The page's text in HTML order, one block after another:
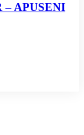
– APUSENI